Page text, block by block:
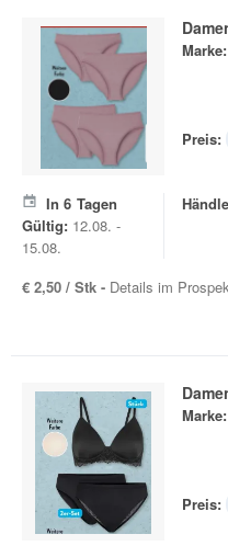
Marke:
Preis:
In 6 Tagen
Gültig: 12.08. -
15.08.
€ 2,50 / Stk - Details im
Marke:
Preis: